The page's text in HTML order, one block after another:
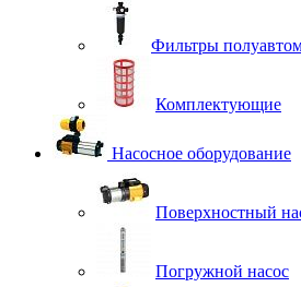
Фильтры
Комплектующие
Насосное оборудование
Поверхностный
Погружной насос